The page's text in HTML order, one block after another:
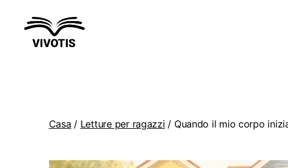
Casa / Letture per ragazzi / Quando il mio corpo